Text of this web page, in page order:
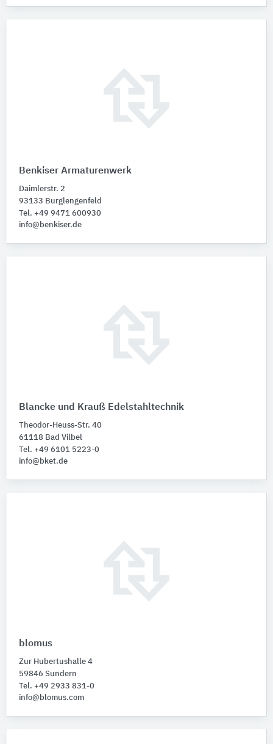
Benkiser Armaturenwerk
Daimlerstr. 2
93133 Burglengenfeld
Tel. +49 9471 600930
info@benkiser.de
Blancke und Krauß Edelstahltechnik
Theodor-Heuss-Str. 40
61118 Bad Vilbel
Tel. +49 6101 5223-0
info@bket.de
blomus
Zur Hubertushalle 4
59846 Sundern
Tel. +49 2933 831-0
info@blomus.com